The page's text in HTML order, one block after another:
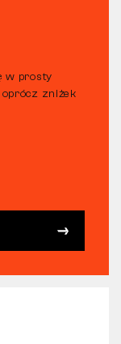
w prosty
oprócz zniżek